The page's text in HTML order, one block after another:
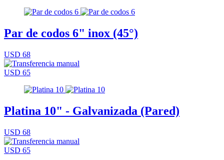
Par de codos 6" inox (45°)
USD 68
USD 65
Platina 10" - Galvanizada (Pared)
USD 68
USD 65